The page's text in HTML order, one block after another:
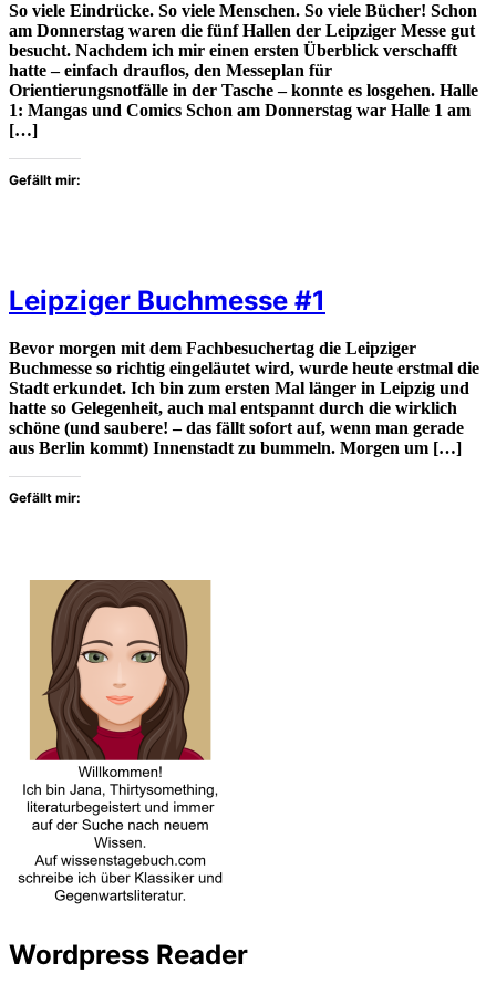
So viele Eindrücke. So viele Menschen. So viele Bücher! Schon
am Donnerstag waren die fünf Hallen der Leipziger Messe gut
besucht. Nachdem ich mir einen ersten Überblick verschafft
hatte – einfach drauflos, den Messeplan für
Orientierungsnotfälle in der Tasche – konnte es losgehen. Halle
1: Mangas und Comics Schon am Donnerstag war Halle 1 am
[…]
Gefällt mir:
Leipziger Buchmesse #1
Bevor morgen mit dem Fachbesuchertag die Leipziger
Buchmesse so richtig eingeläutet wird, wurde heute erstmal die
Stadt erkundet. Ich bin zum ersten Mal länger in Leipzig und
hatte so Gelegenheit, auch mal entspannt durch die wirklich
schöne (und saubere! – das fällt sofort auf, wenn man gerade
aus Berlin kommt) Innenstadt zu bummeln. Morgen um […]
Gefällt mir:
Wordpress Reader